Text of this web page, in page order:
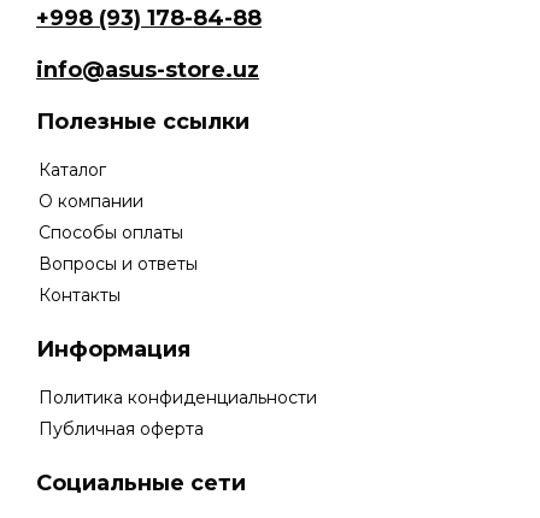
+998 (93) 178-84-88
info@asus-store.uz
Полезные ссылки
Каталог
О компании
Способы оплаты
Вопросы и ответы
Контакты
Информация
Политика конфиденциальности
Публичная оферта
Социальные сети